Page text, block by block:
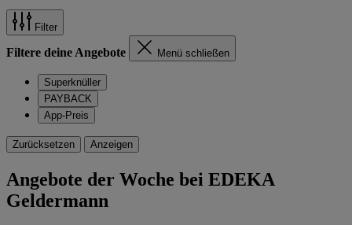
Filter
Filtere deine Angebote Menü schließen
Superknüller
PAYBACK
App-Preis
Zurücksetzen Anzeigen
Angebote der Woche bei EDEKA
Geldermann